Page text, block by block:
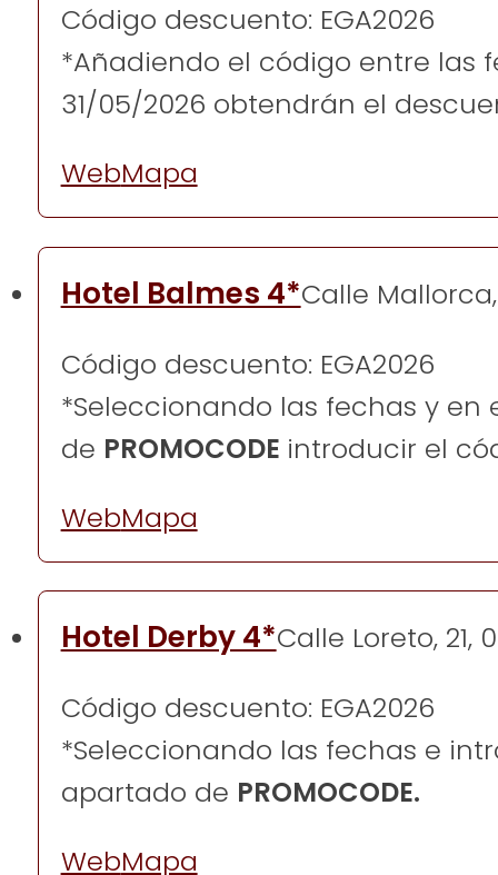
Código descuento: EGA2026
*Añadiendo el código entre las
31/05/2026 obtendrán el
WebMapa
Hotel Balmes 4*Calle
Código descuento: EGA2026
*Seleccionando las fechas y en
de PROMOCODE introducir el
WebMapa
Hotel Derby 4*Calle Loreto, 21,
Código descuento: EGA2026
*Seleccionando las fechas e
apartado de PROMOCODE.
WebMapa